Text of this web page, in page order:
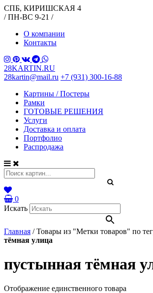
СПБ, КИРИШСКАЯ 4
/ ПН-ВС 9-21 /
О компании
Контакты
28KARTIN.RU
28kartin@mail.ru +7 (931) 300-16-88
Картины / Постеры
Рамки
ГОТОВЫЕ РЕШЕНИЯ
Услуги
Доставка и оплата
Портфолио
Распродажа
0
Искать
Главная /Товары из "Метки товаров" по
тёмная улица
пустынная тёмная
Отображение единственного товара